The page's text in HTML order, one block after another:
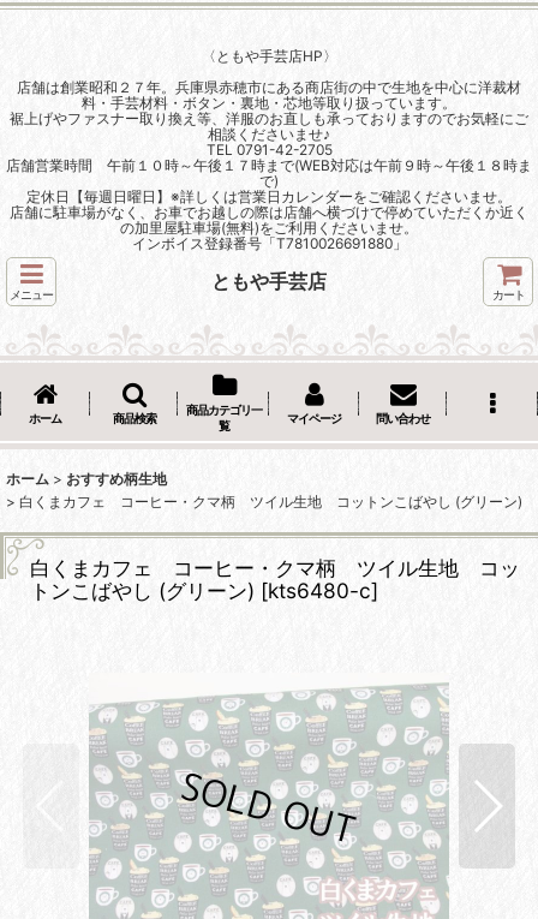
〈ともや手芸店HP〉
店舗は創業昭和２７年。兵庫県赤穂市にある商店街の中で生地を中心に洋裁材
料・手芸材料・ボタン・裏地・芯地等取り扱っています。
裾上げやファスナー取り換え等、洋服のお直しも承っておりますのでお気軽にご
相談くださいませ♪
TEL 0791-42-2705
店舗営業時間 午前１０時～午後１７時まで(WEB対応は午前９時～午後１８時ま
で)
定休日【毎週日曜日】※詳しくは営業日カレンダーをご確認くださいませ。
店舗に駐車場がなく、お車でお越しの際は店舗へ横づけで停めていただくか近く
の加里屋駐車場(無料)をご利用くださいませ。
インボイス登録番号「T7810026691880」
メニュー
ともや手芸店
カート
ホーム 商品検索
商品カテゴリ一
覧
マイページ 問い合わせ
ホーム > おすすめ柄生地
> 白くまカフェ コーヒー・クマ柄 ツイル生地 コットンこばやし (グリーン)
白くまカフェ コーヒー・クマ柄 ツイル生地 コッ
トンこばやし (グリーン) [kts6480-c]